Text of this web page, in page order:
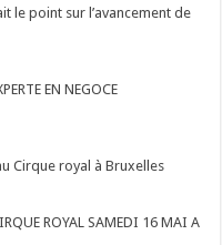
le point sur l’avancement de
EN NEGOCE
Cirque royal à Bruxelles
ROYAL SAMEDI 16 MAI A